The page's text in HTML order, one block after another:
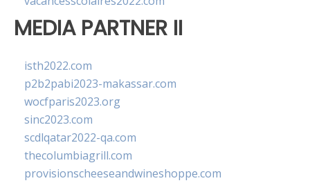
MEDIA PARTNER II
isth2022.com
p2b2pabi2023-makassar.com
wocfparis2023.org
sinc2023.com
scdlqatar2022-qa.com
thecolumbiagrill.com
provisionscheeseandwineshoppe.com